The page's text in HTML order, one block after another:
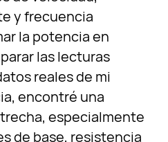
y frecuencia
la potencia en
las lecturas
reales de mi
encontré una
especialmente
de base, resistencia